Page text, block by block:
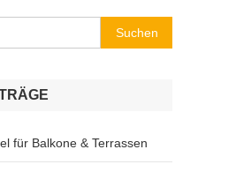
Suchen
nach:
für Balkone & Terrassen